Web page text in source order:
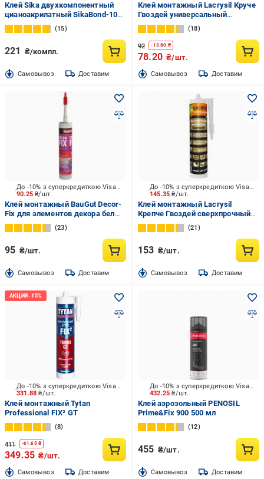
Клей Sika двухкомпонентный
цианоакрилатный SikaBond-109
Fast Glue 50 г + 200 мл с
активатором
15
221 ₴/компл.
Cамовывоз Доставим
Клей монтажный Lacrysil Круче
Гвоздей универсальный
прозрачный 150 г
18
92 -13.80 ₴
78.20 ₴/шт.
Cамовывоз Доставим
90.25₴/шт.
До -10% з суперкредиткою Visa Вигода
Клей монтажный BauGut Decor-
Fix для элементов декора белый
310 мл
23
95 ₴/шт.
Cамовывоз Доставим
145.35₴/шт.
До -10% з суперкредиткою Visa Вигода
Клей монтажный Lacrysil
Крепче Гвоздей сверхпрочный
бежевый 280 мл
21
153 ₴/шт.
Cамовывоз Доставим
331.88₴/шт.
До -10% з суперкредиткою Visa Вигода
Клей монтажный Tytan
Professional FIX² GT
8
411 -61.65₴
349.35 ₴/шт.
Cамовывоз Доставим
432.25₴/шт.
До -10% з суперкредиткою Visa Вигода
Клей аэрозольный PENOSIL
Prime&Fix 900 500 мл
12
455 ₴/шт.
Cамовывоз Доставим